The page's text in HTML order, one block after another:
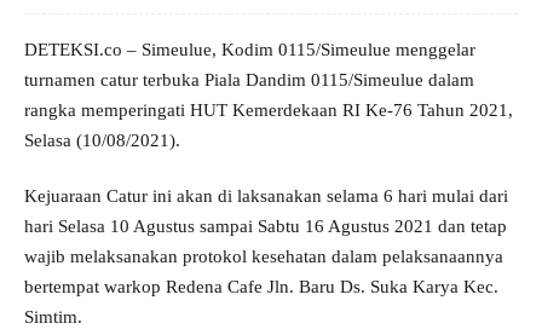
DETEKSI.co – Simeulue, Kodim 0115/Simeulue menggelar
turnamen catur terbuka Piala Dandim 0115/Simeulue dalam
rangka memperingati HUT Kemerdekaan RI Ke-76 Tahun 2021,
Selasa (10/08/2021).
Kejuaraan Catur ini akan di laksanakan selama 6 hari mulai dari
hari Selasa 10 Agustus sampai Sabtu 16 Agustus 2021 dan tetap
wajib melaksanakan protokol kesehatan dalam pelaksanaannya
bertempat warkop Redena Cafe Jln. Baru Ds. Suka Karya Kec.
Simtim.